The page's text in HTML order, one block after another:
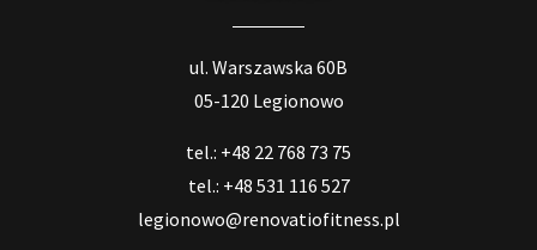
ul. Warszawska 60B
05-120 Legionowo
tel.: +48 22 768 73 75
tel.: +48 531 116 527
legionowo@renovatiofitness.pl